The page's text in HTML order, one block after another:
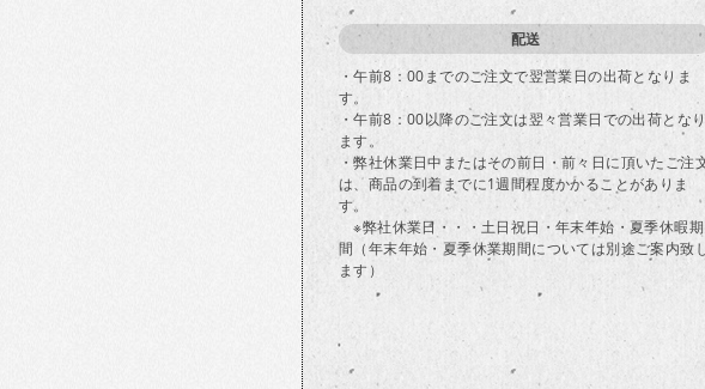
配送
・午前8：00までのご注文で翌営業日の出荷となりま
す。
・午前8：00以降のご注文は翌々営業日での出荷となり
ます。
・弊社休業日中またはその前日・前々日に頂いたご注
は、商品の到着までに1週間程度かかることがありま
す。
※弊社休業日・・・土日祝日・年末年始・夏季休暇期
間（年末年始・夏季休業期間については別途ご案内致
ます）